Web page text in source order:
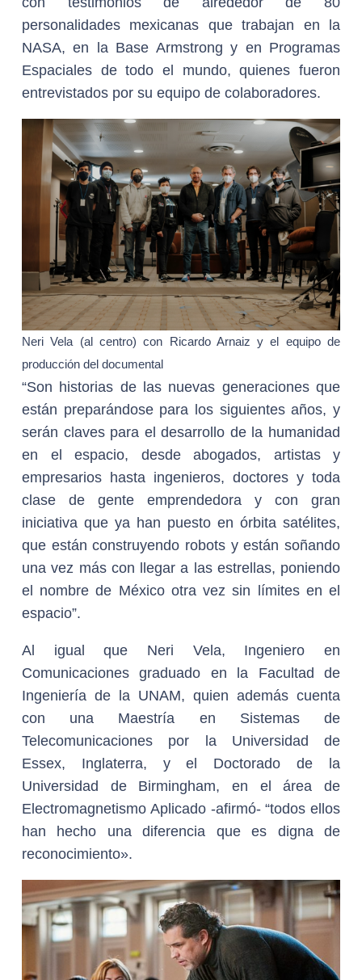
personalidades mexicanas que trabajan en la
NASA, en la Base Armstrong y en Programas
Espaciales de todo el mundo, quienes fueron
entrevistados por su equipo de colaboradores.
Neri Vela (al centro) con Ricardo Arnaiz y el equipo de
producción del documental
“Son historias de las nuevas generaciones que
están preparándose para los siguientes años, y
serán claves para el desarrollo de la humanidad
en el espacio, desde abogados, artistas y
empresarios hasta ingenieros, doctores y toda
clase de gente emprendedora y con gran
iniciativa que ya han puesto en órbita satélites,
que están construyendo robots y están soñando
una vez más con llegar a las estrellas, poniendo
el nombre de México otra vez sin límites en el
espacio”.
Al igual que Neri Vela, Ingeniero en
Comunicaciones graduado en la Facultad de
Ingeniería de la UNAM, quien además cuenta
con una Maestría en Sistemas de
Telecomunicaciones por la Universidad de
Essex, Inglaterra, y el Doctorado de la
Universidad de Birmingham, en el área de
Electromagnetismo Aplicado -afirmó- “todos ellos
han hecho una diferencia que es digna de
reconocimiento».